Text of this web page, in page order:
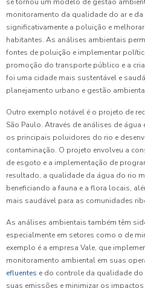
se tornou um modelo de gestão
monitoramento da qualidade do ar e
significativamente a poluição e
habitantes. As análises ambientais
fontes de poluição e implementar
promoção do transporte público e a
foi uma cidade mais sustentável e
planejamento urbano e gestão
Outro exemplo notável é o projeto de
São Paulo. Através de análises de
os principais poluidores do rio e
contaminação. O projeto envolveu a
de esgoto e a implementação de
resultado, a qualidade da água do rio
beneficiando a fauna e a flora locais,
mais saudável para as comunidades
As análises ambientais também têm
especialmente em setores como o de
exemplo é a empresa Vale, que
monitoramento ambiental em suas
efluentes e do controle da qualidade do
suas emissões e minimizar os